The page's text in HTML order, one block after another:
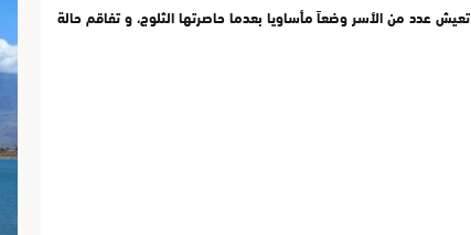
تعيش عدد من الأسر وضعاً مأساويا بعدما حاصرتها الثلوج، و تفاقم حالة